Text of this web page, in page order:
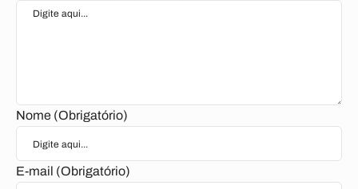
Nome (Obrigatório)
E-mail (Obrigatório)